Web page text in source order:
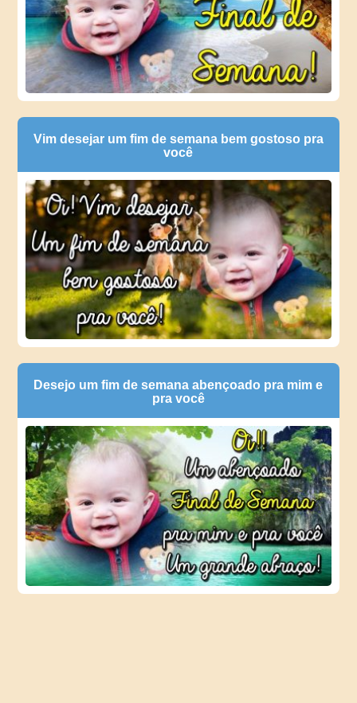
Vim desejar um fim de semana bem gostoso pra
você
Desejo um fim de semana abençoado pra mim e
pra você